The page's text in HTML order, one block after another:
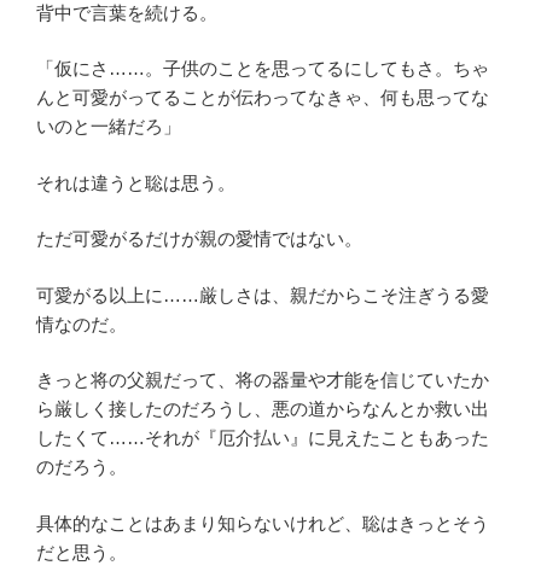
背中で言葉を続ける。
「仮にさ……。子供のことを思ってるにしてもさ。ちゃ
んと可愛がってることが伝わってなきゃ、何も思ってな
いのと一緒だろ」
それは違うと聡は思う。
ただ可愛がるだけが親の愛情ではない。
可愛がる以上に……厳しさは、親だからこそ注ぎうる愛
情なのだ。
きっと将の父親だって、将の器量や才能を信じていたか
ら厳しく接したのだろうし、悪の道からなんとか救い出
したくて……それが『厄介払い』に見えたこともあった
のだろう。
具体的なことはあまり知らないけれど、聡はきっとそう
だと思う。